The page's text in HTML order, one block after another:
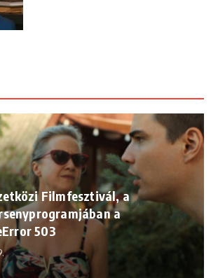
Filmfesztivál, a
a
503